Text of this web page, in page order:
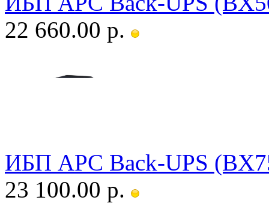
22 660.00 р.
ИБП APC Back-UPS
23 100.00 р.